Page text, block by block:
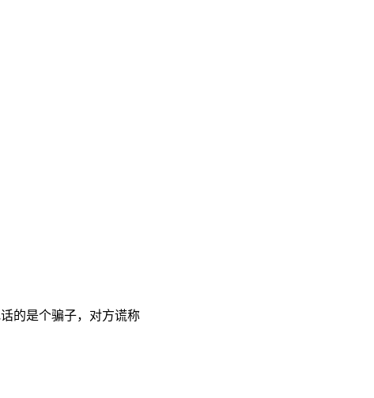
的是个骗子，对方谎称